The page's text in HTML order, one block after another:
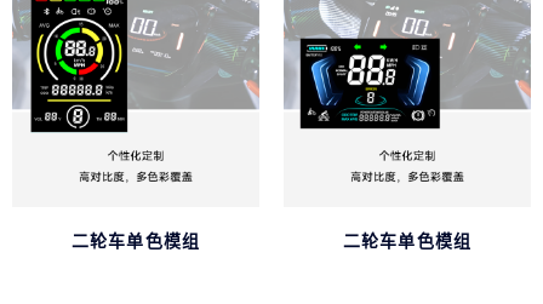
二轮车单色模组 二轮车单色模组